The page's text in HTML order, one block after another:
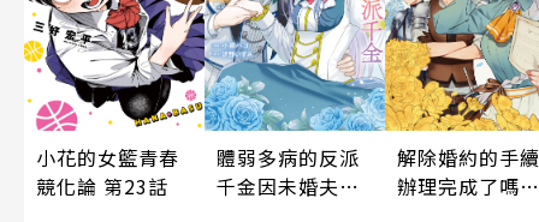
小花的女籃青春
競化論 第23話
體弱多病的反派
千金因未婚夫的
解除婚約的手續
辦理完成了嗎？